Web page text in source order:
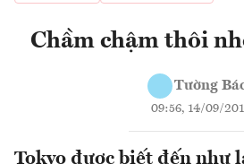
Chầm chậm thôi
Tường
09:56, 14/09/
Tokyo được biết đến như